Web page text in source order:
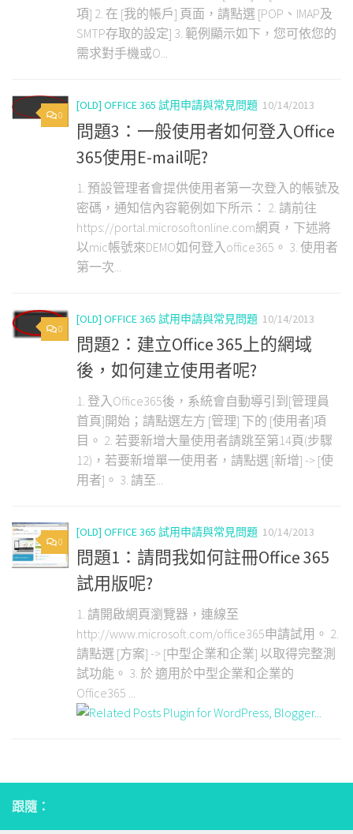
項] 2. 在 [我的帳戶] 頁面，請點選 [POP、IMAP及
SMTP存取的設定] 3. 範例顯示如下，您可依您的
需求對手機或O...
0
[OLD] OFFICE 365 試用申請與常見問題 10/14/2013
問題3：一般使用者如何登入Office
365使用E-mail呢?
1. 預設管理者會提供使用者第一次登入的帳號及
密碼，通知信內容範例如下所示： 2. 請前往
https://portal.microsoftonline.com網頁，下述將
以mic帳號來DEMO如何登入office365。 3. 使用者
第一次...
0
[OLD] OFFICE 365 試用申請與常見問題 10/14/2013
問題2：建立Office 365上的網域
後，如何建立使用者呢?
1. 登入Office365後，系統會自動導引到[管理員
首頁]開始；請點選左方 [管理] 下的 [使用者]項
目。 2. 若要新增大量使用者請跳至第14頁(步驟
12)，若要新增單一使用者，請點選 [新增] -> [使
用者]。 3. 請至...
0
[OLD] OFFICE 365 試用申請與常見問題 10/14/2013
問題1：請問我如何註冊Office 365
試用版呢?
1. 請開啟網頁瀏覽器，連線至
http://www.microsoft.com/office365申請試用。 2.
請點選 [方案] -> [中型企業和企業] 以取得完整測
試功能。 3. 於 適用於中型企業和企業的
Office365 ...
跟隨：